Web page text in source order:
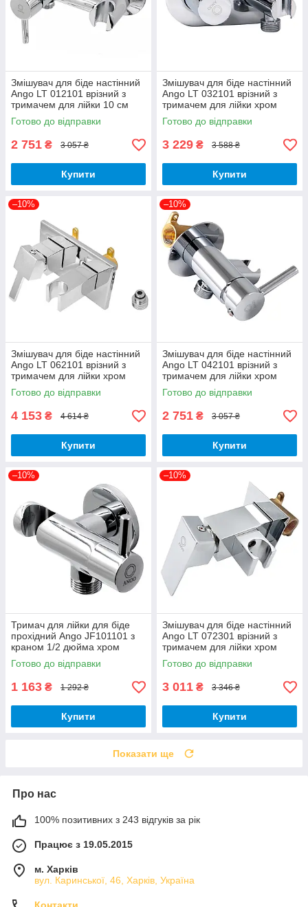
Змішувач для біде настінний
Ango LT 012101 врізний з
тримачем для лійки 10 см
хром латунь Brass 62
Готово до відправки
2 751 ₴ 3 057 ₴
Купити
Змішувач для біде настінний
Ango LT 032101 врізний з
тримачем для лійки хром
латунь Brass 62
Готово до відправки
3 229 ₴ 3 588 ₴
Купити
–10%
Змішувач для біде настінний
Ango LT 062101 врізний з
тримачем для лійки хром
латунь Brass 62
Готово до відправки
4 153 ₴ 4 614 ₴
Купити
–10%
Змішувач для біде настінний
Ango LT 042101 врізний з
тримачем для лійки хром
латунь Brass 62
Готово до відправки
2 751 ₴ 3 057 ₴
Купити
–10%
Тримач для лійки для біде
прохідний Ango JF101101 з
краном 1/2 дюйма хром
латунь Brass 62
Готово до відправки
1 163 ₴ 1 292 ₴
Купити
–10%
Змішувач для біде настінний
Ango LT 072301 врізний з
тримачем для лійки хром
латунь Brass 62
Готово до відправки
3 011 ₴ 3 346 ₴
Купити
Показати ще
Про нас
100% позитивних з 243 відгуків за рік
Працює з 19.05.2015
м. Харків
вул. Каринської, 46, Харків, Україна